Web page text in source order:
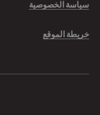
سياسة الخصوصية
خريطة الموقع